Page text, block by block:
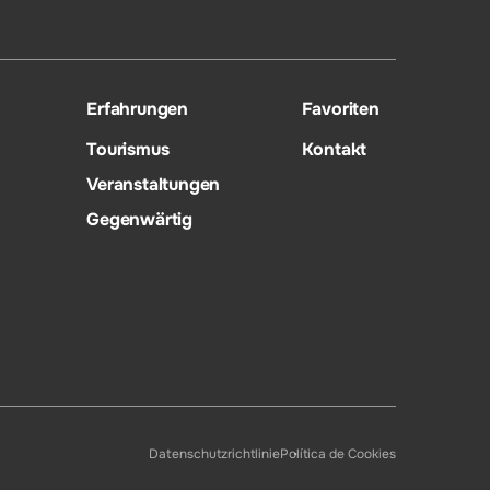
Erfahrungen
Tourismus
Veranstaltungen
Gegenwärtig
Favoriten
Kontakt
DatenschutzrichtliniePolítica de Cookies